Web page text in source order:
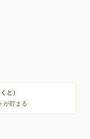
と）
が貯まる